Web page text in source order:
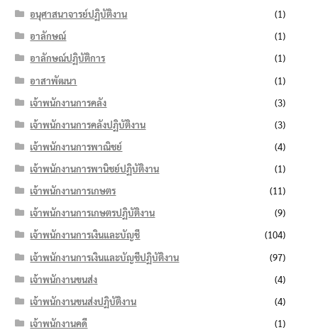
อนุศาสนาจารย์ปฏิบัติงาน
(1)
อาลักษณ์
(1)
อาลักษณ์ปฏิบัติการ
(1)
อาสาพัฒนา
(1)
เจ้าพนักงานการคลัง
(3)
เจ้าพนักงานการคลังปฏิบัติงาน
(3)
เจ้าพนักงานการพาณิชย์
(4)
เจ้าพนักงานการพานิชย์ปฏิบัติงาน
(1)
เจ้าพนักงานการเกษตร
(11)
เจ้าพนักงานการเกษตรปฏิบัติงาน
(9)
เจ้าพนักงานการเงินและบัญชี
(104)
เจ้าพนักงานการเงินและบัญชีปฏิบัติงาน
(97)
เจ้าพนักงานขนส่ง
(4)
เจ้าพนักงานขนส่งปฏิบัติงาน
(4)
เจ้าพนักงานคดี
(1)